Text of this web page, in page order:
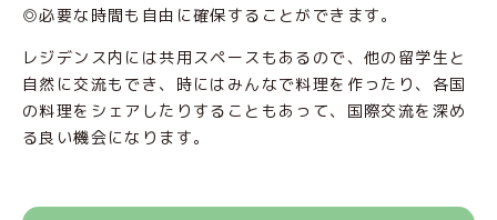
◎必要な時間も自由に確保することができます。
レジデンス内には共用スペースもあるので、他の留学生と
自然に交流もでき、時にはみんなで料理を作ったり、各国
の料理をシェアしたりすることもあって、国際交流を深め
る良い機会になります。